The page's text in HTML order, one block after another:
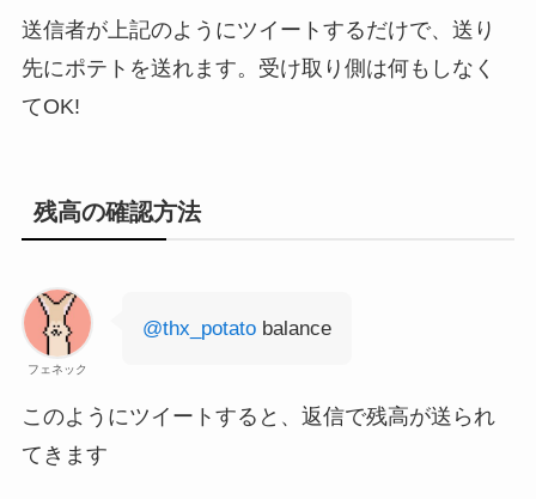
送信者が上記のようにツイートするだけで、送り
先にポテトを送れます。受け取り側は何もしなく
てOK!
残高の確認方法
フェネック
@thx_potatobalance
このようにツイートすると、返信で残高が送られ
てきます